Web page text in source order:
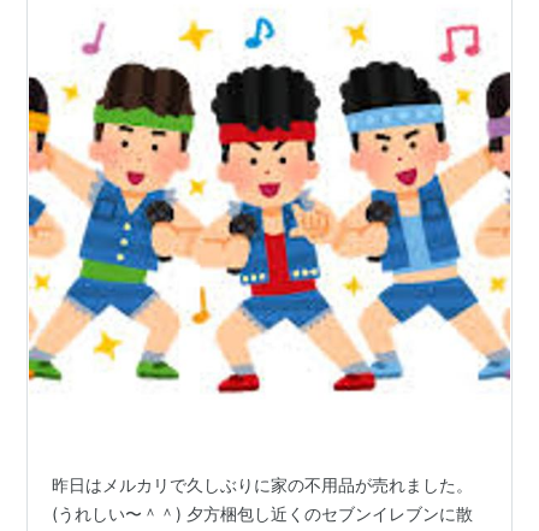
が期待されている。
化学式
┌─────────┐
Cys-Tyr-Ile-Gln-Asn-Cys-Pro-Leu-Gly-NHH
昨日はメルカリで久しぶりに家の不用品が売れました。
(うれしい〜＾＾) 夕方梱包し近くのセブンイレブンに散